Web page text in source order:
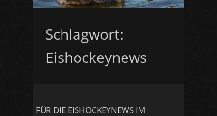
Schlagwort:
Eishockeynews
FÜR DIE EISHOCKEYNEWS IM